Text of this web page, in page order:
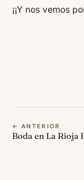
¡¡Y nos vemos
← ANTERIOR
Boda en La Rioja